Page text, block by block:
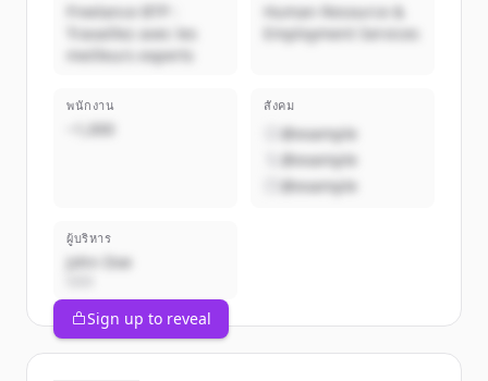
Freelance BTP :
Travaillez avec les
meilleurs experts
Human Resource &
Employment Services
พนักงาน
~1,000
สังคม
@example
@example
@example
ผู้บริหาร
John Doe
Sign up to reveal